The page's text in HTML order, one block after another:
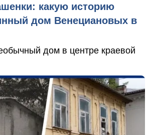
какую историю
дом Венециановых в
дом в центре краевой